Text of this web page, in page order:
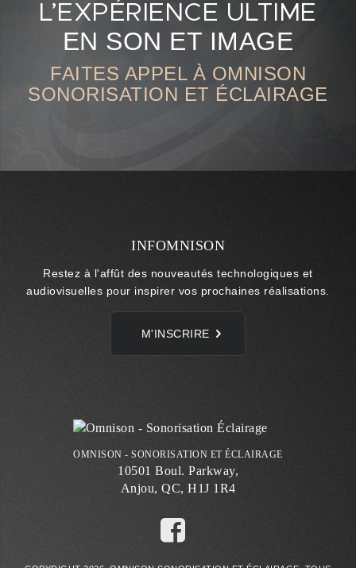
L’EXPÉRIENCE ULTIME
EN SON ET IMAGE
FAITES APPEL À OMNISON
SONORISATION ET ÉCLAIRAGE
OMNISON - SONORISATION ET ÉCLAIRAGE
10501 Boul. Parkway,
Anjou, QC, H1J 1R4
INFOMNISON
Restez à l'affût des nouveautés technologiques et
audiovisuelles pour inspirer vos prochaines réalisations.
M'INSCRIRE